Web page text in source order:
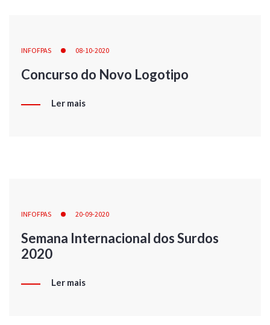
INFOFPAS 08-10-2020
Concurso do Novo Logotipo
Ler mais
INFOFPAS 20-09-2020
Semana Internacional dos Surdos
2020
Ler mais